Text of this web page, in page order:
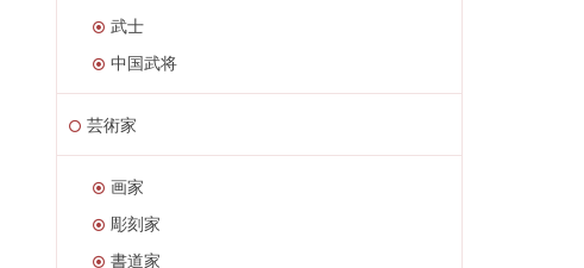
武士
中国武将
芸術家
画家
彫刻家
書道家